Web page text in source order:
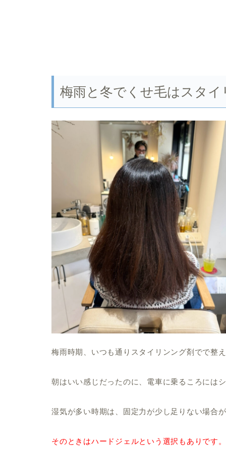
梅雨と冬でくせ毛はスタ
梅雨時期、いつも通りスタイリンング剤でで整
朝はいい感じだったのに、電車に乗るころには
湿気が多い時期は、固定力が少し足りない場合
そのときはハードジェルという選択もありです。